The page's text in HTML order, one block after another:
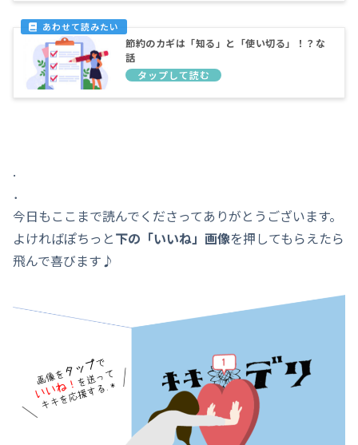
節約のカギは「知る」と「使い切る」！？な
話
.
．
今日もここまで読んでくださってありがとうございます。
よければぽちっと下の「いいね」画像を押してもらえたら
飛んで喜びます♪